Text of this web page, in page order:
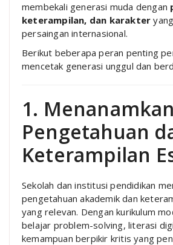
membekali generasi muda dengan
keterampilan, dan karakter
persaingan internasional.
Berikut beberapa peran penting
mencetak generasi unggul dan
1. Menanamkan
Pengetahuan
Keterampilan
Sekolah dan institusi pendidikan
pengetahuan akademik dan
yang relevan. Dengan kurikulum
belajar problem-solving, literasi
kemampuan berpikir kritis yang